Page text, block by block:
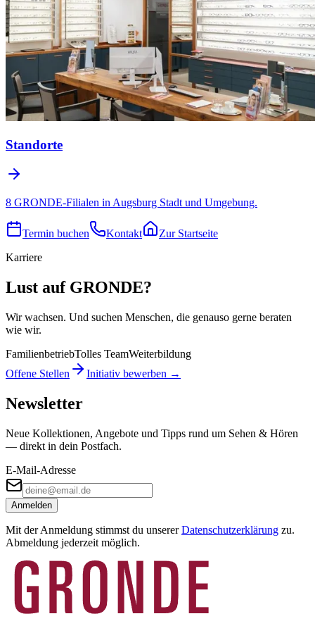
Standorte
8 GRONDE-Filialen in Augsburg Stadt und Umgebung.
Termin buchen Kontakt
Zur Startseite
Karriere
Lust auf GRONDE?
Wir wachsen. Und suchen Menschen, die genauso gerne beraten
wie wir.
FamilienbetriebTolles TeamWeiterbildung
Offene Stellen
Initiativ bewerben →
Newsletter
Neue Kollektionen, Angebote und Tipps rund um Sehen & Hören
— direkt in dein Postfach.
E-Mail-Adresse
Anmelden
Mit der Anmeldung stimmst du unserer Datenschutzerklärung zu.
Abmeldung jederzeit möglich.